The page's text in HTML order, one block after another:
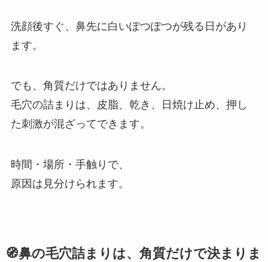
洗顔後すぐ、鼻先に白いぽつぽつが残る日があり
ます。
でも、角質だけではありません。
毛穴の詰まりは、皮脂、乾き、日焼け止め、押し
た刺激が混ざってできます。
時間・場所・手触りで、
原因は見分けられます。
🧭鼻の毛穴詰まりは、角質だけで決まりま